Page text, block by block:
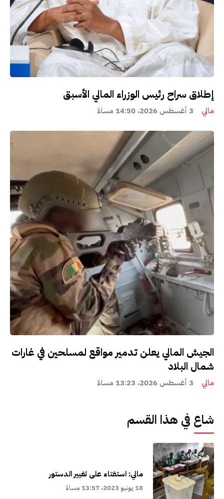
إطلاق سراح رئيس الوزراء المالي الأسبق
مالي 3 أغسطس 2026، 14:50 مساءً
الجيش المالي يعلن تدمير مواقع لمسلحين في غارات
شمال البلاد
مالي 3 أغسطس 2026، 13:23 مساءً
شاع في هذا القسم
مالي: استفتاء على تغيير الدستور
18 يونيو 2023، 13:57 مساءً